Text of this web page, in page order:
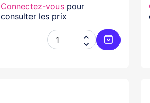
Connectez-vouspour
consulter les prix


Ajouter au